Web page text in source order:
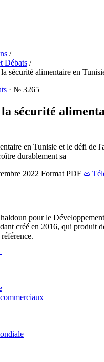
/
Débats /
sécurité alimentaire en
· № 3265
sécurité
en Tunisie et le défi de
durablement sa
2022 Format PDF
pour le
créé en 2016, qui produit